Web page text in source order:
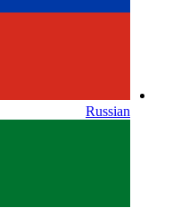
Russian